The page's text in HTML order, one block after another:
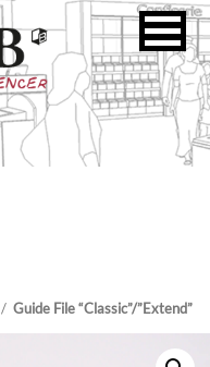
/ Guide File “Classic”/”Extend”